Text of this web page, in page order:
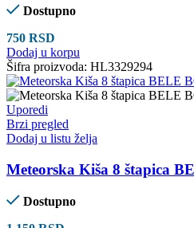
Dostupno
750 RSD
Dodaj u korpu
Šifra proizvoda: HL3329294
Uporedi
Brzi pregled
Dodaj u listu želja
Meteorska Kiša 8 štapica
Dostupno